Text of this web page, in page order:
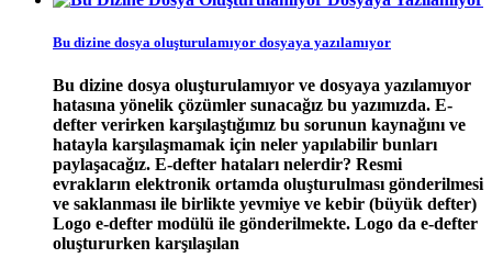
Bu dizine dosya oluşturulamıyor dosyaya yazılamıyor
Bu dizine dosya oluşturulamıyor ve dosyaya yazılamıyor
hatasına yönelik çözümler sunacağız bu yazımızda. E-
defter verirken karşılaştığımız bu sorunun kaynağını ve
hatayla karşılaşmamak için neler yapılabilir bunları
paylaşacağız. E-defter hataları nelerdir? Resmi
evrakların elektronik ortamda oluşturulması gönderilmesi
ve saklanması ile birlikte yevmiye ve kebir (büyük defter)
Logo e-defter modülü ile gönderilmekte. Logo da e-defter
oluştururken karşılaşılan